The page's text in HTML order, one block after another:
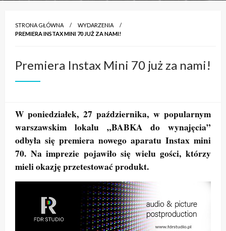
STRONA GŁÓWNA
WYDARZENIA
PREMIERA INSTAX MINI 70 JUŻ ZA NAMI!
Premiera Instax Mini 70 już za nami!
W poniedziałek, 27 października, w popularnym
warszawskim lokalu „BABKA do wynajęcia”
odbyła się premiera nowego aparatu Instax mini
70. Na imprezie pojawiło się wielu gości, którzy
mieli okazję przetestować produkt.